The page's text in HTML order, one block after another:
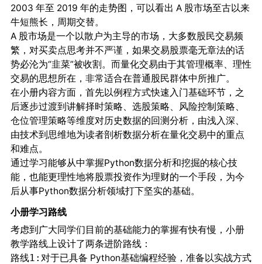
2003 年至 2019 年的走势图，可以看出 A 股市场至古以来
牛短熊长，周期交替。
A 股市场是一个以散户为主导的市场，大多数股民交易频
繁，对买卖点思考并不严谨，如果交易股票毫无章法的话
势必沦为“韭菜”被收割。而量化交易由于其管理概率、理性
交易的思想所在，非常适合在普通股民群体中所推广。
在小册内容方面，首先以例程方式快速入门基础环节，之
后逐步过渡到讲解择时策略、选股策略、风险控制策略、
仓位管理策略等维度对历史数据的回测分析，由浅入深、
由技术到思维地为读者剖析数据分析在量化交易中的重点
和难点。
通过学习能够从中掌握Python数据分析和挖掘的核心技
能，也能更理性地将股票投资作为理财的一个手段，为今
后从事Python数据分析领域打下坚实的基础。
小册学习路线
考虑到广大同学们目前的基础能力的掌握有快有慢，小册
教学路线上设计了两条进阶路线：
路线1: 对于已具备 Python基础编程经验，准备以实战方式